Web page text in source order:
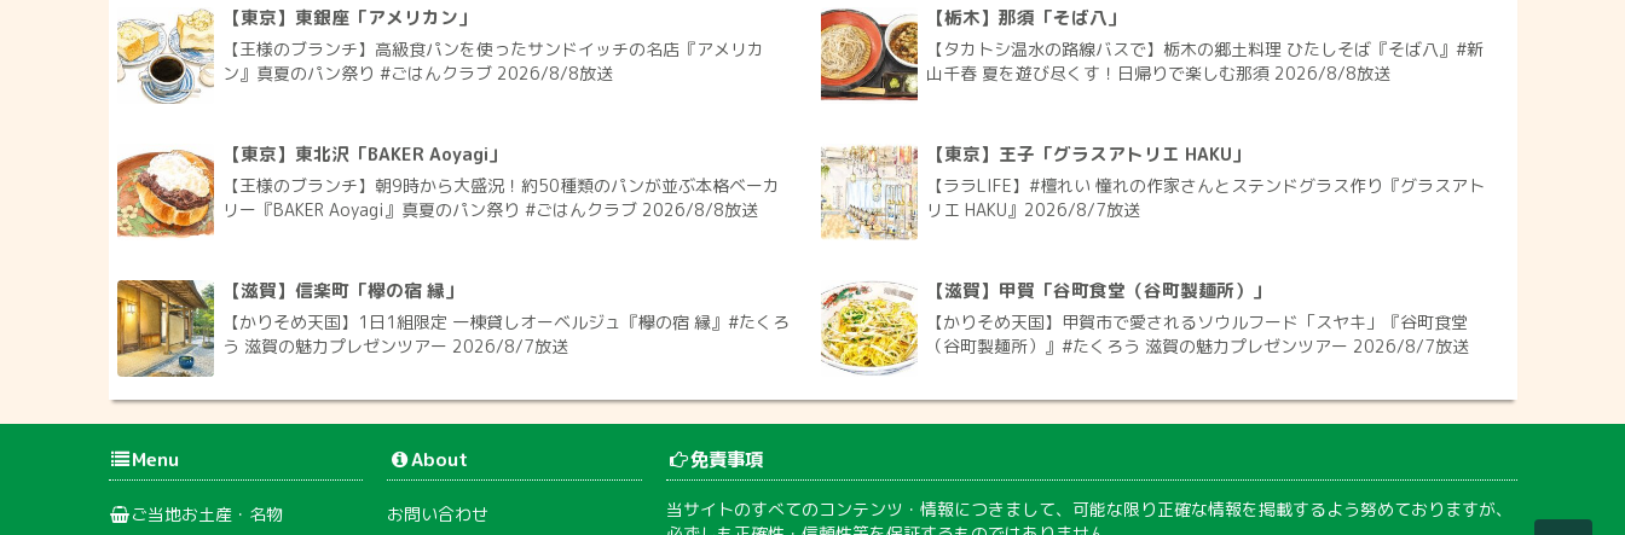
【東京】東銀座「アメリカン」
【王様のブランチ】高級食パンを使ったサンドイッチの名店『アメリカ
ン』真夏のパン祭り #ごはんクラブ 2026/8/8放送
【栃木】那須「そば八」
【タカトシ温水の路線バスで】栃木の郷土料理 ひたしそば『そば八』#新
山千春 夏を遊び尽くす！日帰りで楽しむ那須 2026/8/8放送
【東京】東北沢「BAKER Aoyagi」
【王様のブランチ】朝9時から大盛況！約50種類のパンが並ぶ本格ベーカ
リー『BAKER Aoyagi』真夏のパン祭り #ごはんクラブ 2026/8/8放送
【東京】王子「グラスアトリエ HAKU」
【ララLIFE】#檀れい 憧れの作家さんとステンドグラス作り『グラスアト
リエ HAKU』2026/8/7放送
【滋賀】信楽町「欅の宿 縁」
【かりそめ天国】1日1組限定 一棟貸しオーベルジュ『欅の宿 縁』#たくろ
う 滋賀の魅力プレゼンツアー 2026/8/7放送
【滋賀】甲賀「谷町食堂（谷町製麺所）」
【かりそめ天国】甲賀市で愛されるソウルフード「スヤキ」『谷町食堂
（谷町製麺所）』#たくろう 滋賀の魅力プレゼンツアー 2026/8/7放送
Menu
ご当地お土産・名物
About
お問い合わせ
免責事項
当サイトのすべてのコンテンツ・情報につきまして、可能な限り正確な情報を掲載するよう努めておりますが、